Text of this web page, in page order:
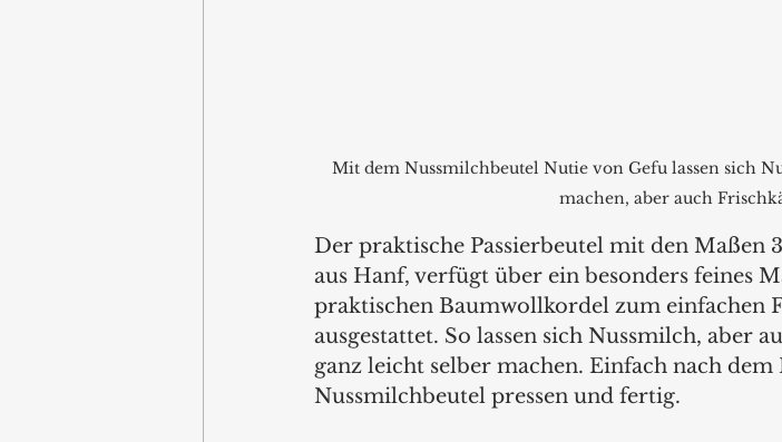
Mit dem Nussmilchbeutel Nutie von Gefu lassen sich
machen, aber auch
Der praktische Passierbeutel mit den Maßen
aus Hanf, verfügt über ein besonders feines
praktischen Baumwollkordel zum einfachen
ausgestattet. So lassen sich Nussmilch, aber
ganz leicht selber machen. Einfach nach
Nussmilchbeutel pressen und fertig.